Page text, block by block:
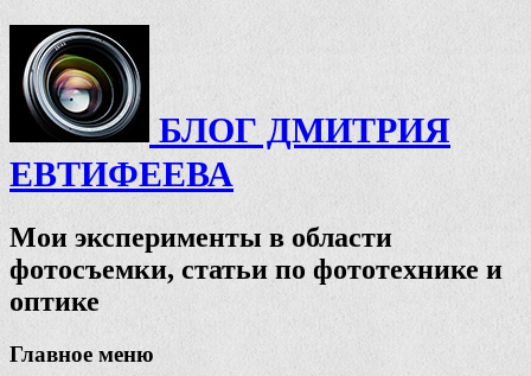
БЛОГ ДМИТРИЯ
ЕВТИФЕЕВА
Мои эксперименты в области
фотосъемки, статьи по фототехнике и
оптике
Главное меню